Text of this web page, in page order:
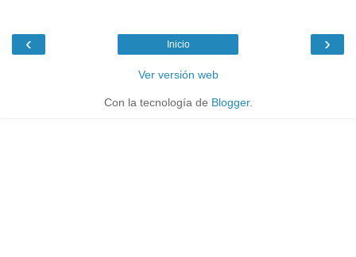
‹ ›
Inicio
Ver versión web
Con la tecnología de Blogger.